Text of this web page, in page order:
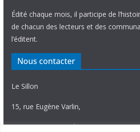
Édité chaque mois, il participe de
de chacun des lecteurs et des
l’éditent.
Nous contacter
Le Sillon
15, rue Eugène Varlin,
87036 Limoges Cedex.